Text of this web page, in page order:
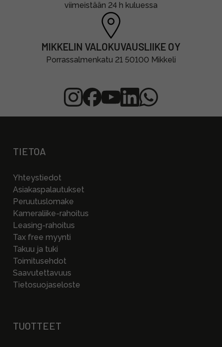
viimeistään 24 h kuluessa
MIKKELIN VALOKUVAUSLIIKE OY
Porrassalmenkatu 21 50100 Mikkeli
TIETOA
Yhteystiedot
Asiakaspalautukset
Peruutuslomake
Kameraliike-rahoitus
Leasing-rahoitus
Tax free myynti
Takuu ja tuki
Toimitusehdot
Saavutettavuus
Tietosuojaseloste
TUOTTEET